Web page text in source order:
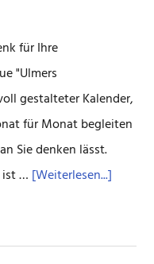
für Ihre
"Ulmers
gestalteter Kalender,
für Monat begleiten
Sie denken lässt.
ist … [Weiterlesen...]